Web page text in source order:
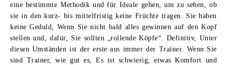
eine bestimmte Methodik und für Ideale gehen, um zu sehen, ob
sie in den kurz- bis mittelfristig keine Früchte tragen. Sie haben
keine Geduld, Wenn Sie nicht bald alles gewinnen auf den Kopf
stellen und, dafür, Sie sollten „rollende Köpfe“. Definitiv, Unter
diesen Umständen ist der erste aus immer der Trainer. Wenn Sie
sind Trainer, wie gut es, Es ist schwierig, etwas Komfort und